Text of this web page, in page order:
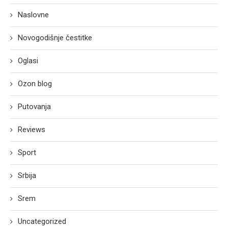
Naslovne
Novogodišnje čestitke
Oglasi
Ozon blog
Putovanja
Reviews
Sport
Srbija
Srem
Uncategorized